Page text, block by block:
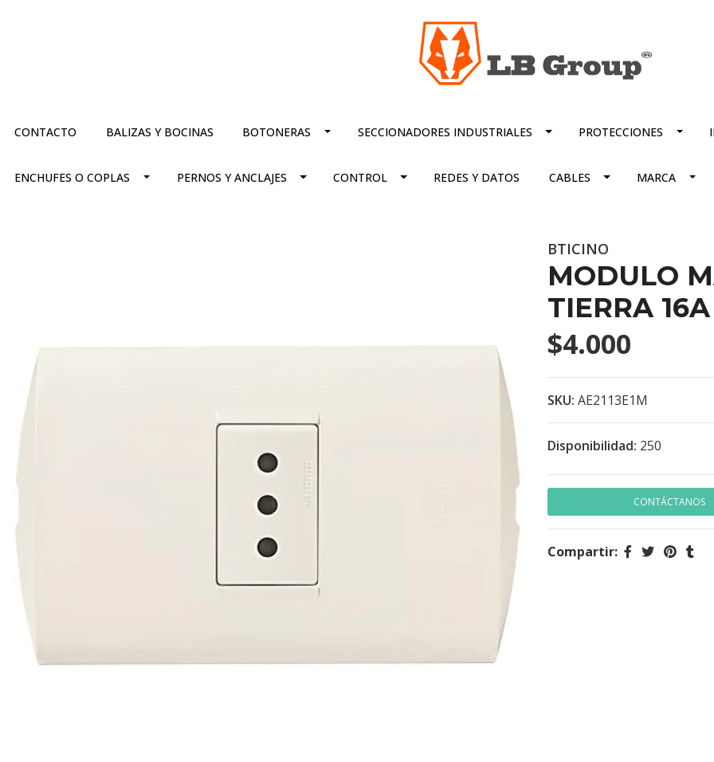
CONTACTO BALIZAS Y BOCINAS BOTONERAS SECCIONADORES INDUSTRIALES PROTECCIONES
ENCHUFES O COPLAS PERNOS Y ANCLAJES CONTROL REDES Y DATOS CABLES MARCA
BTICINO
MODULO
TIERRA
$4.000
SKU: AE2113E1M
Disponibilidad: 250
CONTÁCTANOS
Compartir: